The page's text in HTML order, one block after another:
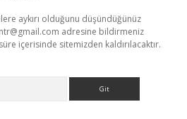
aykırı olduğunu düşündüğünüz
adresine bildirmeniz
içerisinde sitemizden kaldırılacaktır.